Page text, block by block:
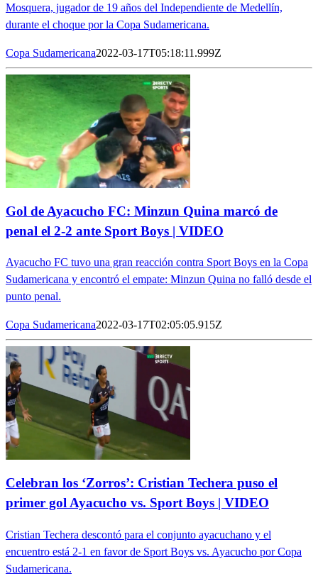
Mosquera, jugador de 19 años del Independiente de Medellín,
durante el choque por la Copa Sudamericana.
Copa Sudamericana2022-03-17T05:18:11.999Z
Gol de Ayacucho FC: Minzun Quina marcó de
penal el 2-2 ante Sport Boys | VIDEO
Ayacucho FC tuvo una gran reacción contra Sport Boys en la Copa
Sudamericana y encontró el empate: Minzun Quina no falló desde el
punto penal.
Copa Sudamericana2022-03-17T02:05:05.915Z
Celebran los ‘Zorros’: Cristian Techera puso el
primer gol Ayacucho vs. Sport Boys | VIDEO
Cristian Techera descontó para el conjunto ayacuchano y el
encuentro está 2-1 en favor de Sport Boys vs. Ayacucho por Copa
Sudamericana.